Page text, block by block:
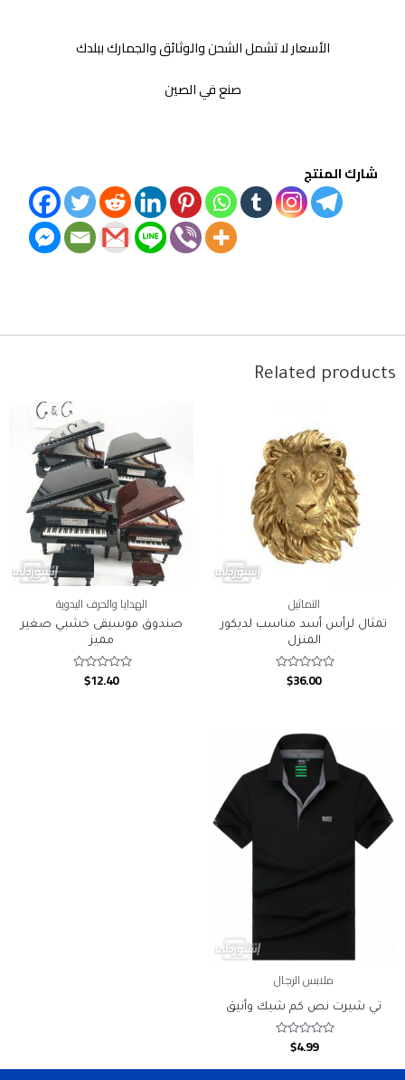
الأسعار لا تشمل الشحن والوثائق والجمارك ببلدك
صنع في الصين
شارك المنتج
Related products
التماثيل
تمثال لرأس أسد مناسب لديكور
المنزل
Rated
$36.00
الهدايا والحرف اليدوية
صندوق موسيقى خشبي صغير
مميز
Rated
$12.40
ملابس الرجال
تي شيرت نص كم شيك وأنيق
Rated
$4.99